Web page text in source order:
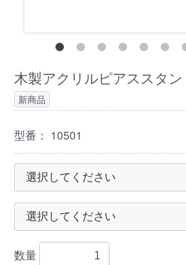
木製アクリルピアススタ
新商品
型番： 10501
数量